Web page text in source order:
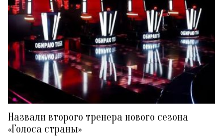
Назвали второго тренера нового сезона
«Голоса страны»